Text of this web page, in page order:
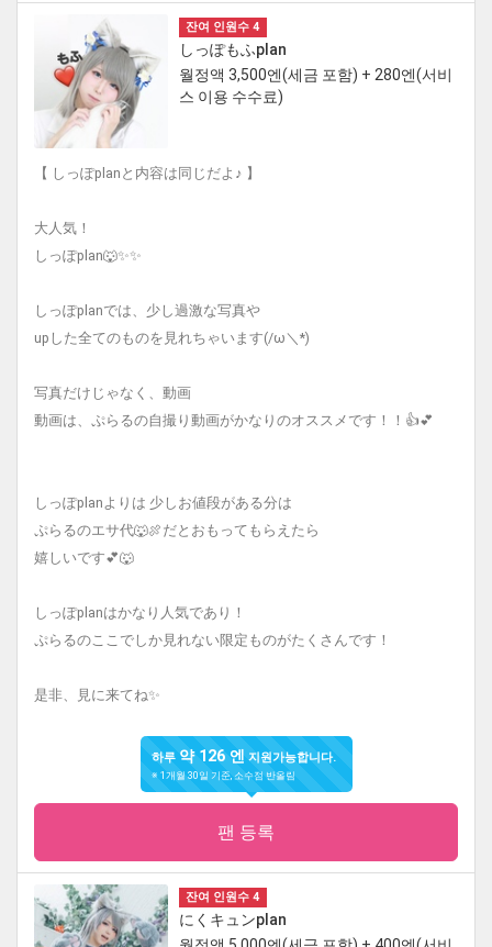
잔여 인원수 4
しっぽもふplan
월정액 3,500엔(세금 포함) + 280엔(서비
스 이용 수수료)
【 しっぽplanと内容は同じだよ♪ 】
大人気！
しっぽplan🐺✨✨
しっぽplanでは、少し過激な写真や
upした全てのものを見れちゃいます(/ω＼*)
写真だけじゃなく、動画
動画は、ぷらるの自撮り動画がかなりのオススメです！！👍💕
しっぽplanよりは 少しお値段がある分は
ぷらるのエサ代🐺🍖だとおもってもらえたら
嬉しいです💕🐺
しっぽplanはかなり人気であり！
ぷらるのここでしか見れない限定ものがたくさんです！
是非、見に来てね✨
하루약 126 엔 지원가능합니다.
※ 1개월 30일 기준, 소수점 반올림
팬 등록
잔여 인원수 4
にくキュンplan